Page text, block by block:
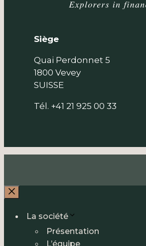
Siège
Quai Perdonnet 5
1800 Vevey
SUISSE
Tél. +41 21 925 00 33
La société
Présentation
L’équipe